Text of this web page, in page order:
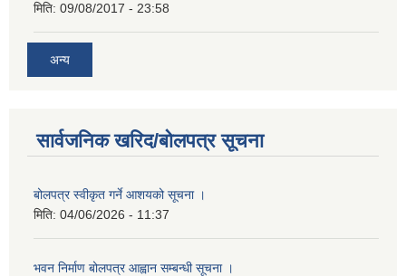
मिति: 09/08/2017 - 23:58
अन्य
सार्वजनिक खरिद/बोलपत्र सूचना
बोलपत्र स्वीकृत गर्ने आशयको सूचना ।
मिति: 04/06/2026 - 11:37
भवन निर्माण बोलपत्र आह्वान सम्बन्धी सूचना ।